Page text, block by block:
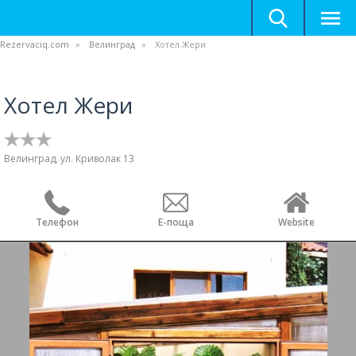
Rezervaciq.com Велинград Хотел Жери
Хотел Жери
Велинград, ул. Криволак 13
Телефон Е-поща Website